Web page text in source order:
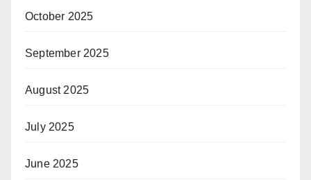
October 2025
September 2025
August 2025
July 2025
June 2025